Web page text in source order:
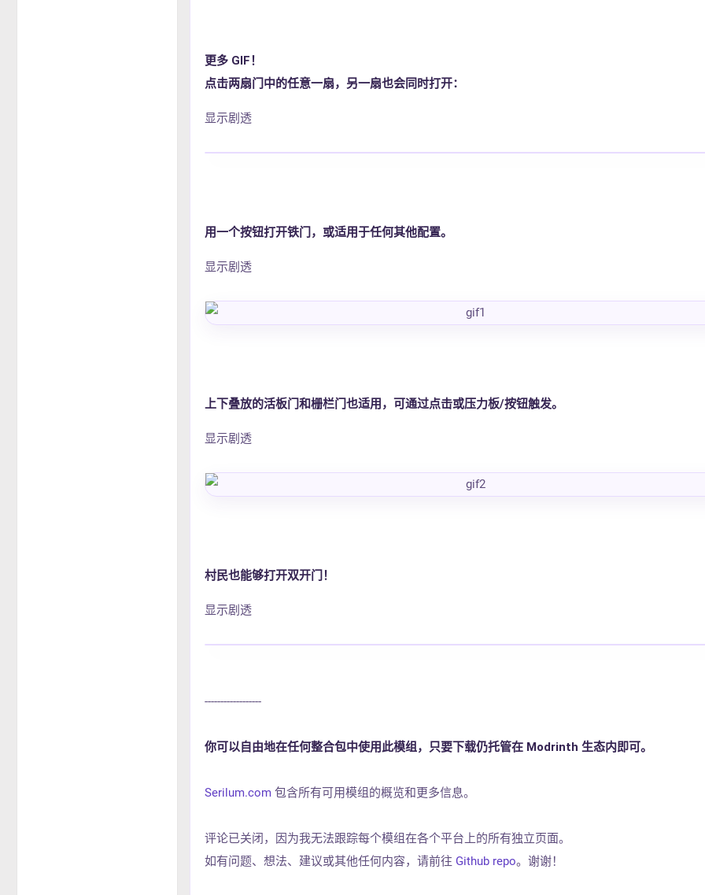
更多 GIF！
点击两扇门中的任意一扇，另一扇也会同时打开：
显示剧透
用一个按钮打开铁门，或适用于任何其他配置。
显示剧透
上下叠放的活板门和栅栏门也适用，可通过点击或压力板/按钮触发。
显示剧透
村民也能够打开双开门！
显示剧透
------------------
你可以自由地在任何整合包中使用此模组，只要下载仍托管在 Modrinth 生态内即可。
Serilum.com 包含所有可用模组的概览和更多信息。
评论已关闭，因为我无法跟踪每个模组在各个平台上的所有独立页面。
如有问题、想法、建议或其他任何内容，请前往 Github repo。谢谢！